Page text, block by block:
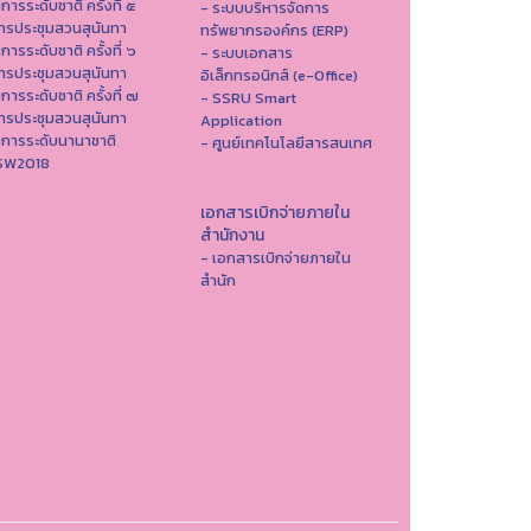
ารระดับชาติ ครั้งที่ ๕
รประชุมสวนสุนันทา
ารระดับชาติ ครั้งที่ ๖
รประชุมสวนสุนันทา
ารระดับชาติ ครั้งที่ ๗
รประชุมสวนสุนันทา
ารระดับนานาชาติ
- ระบบบริหารจัดการ
ทรัพยากรองค์กร (ERP)
- ระบบเอกสาร
อิเล็กทรอนิกส์ (e-Office)
- SSRU Smart
Application
- ศูนย์เทคโนโลยีสารสนเทศ
เอกสารเบิกจ่ายภายใน
สำนักงาน
- เอกสารเบิกจ่ายภายใน
สำนัก